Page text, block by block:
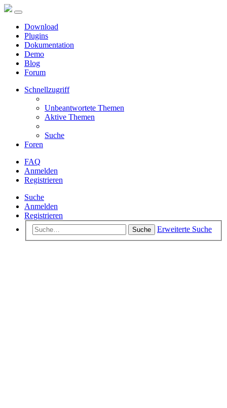
Download
Plugins
Dokumentation
Demo
Blog
Forum
Schnellzugriff
Unbeantwortete Themen
Aktive Themen
Suche
Foren
FAQ
Anmelden
Registrieren
Suche
Anmelden
Registrieren
Suche Erweiterte Suche